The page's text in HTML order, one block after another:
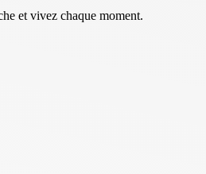
et vivez chaque moment.